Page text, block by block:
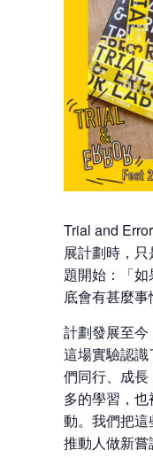
Trial and
展計劃時，
題開始：「
底會有甚麼事
計劃發展至
這場實驗認
們同行、成
多的學習，
動。我們把這
推動人做新